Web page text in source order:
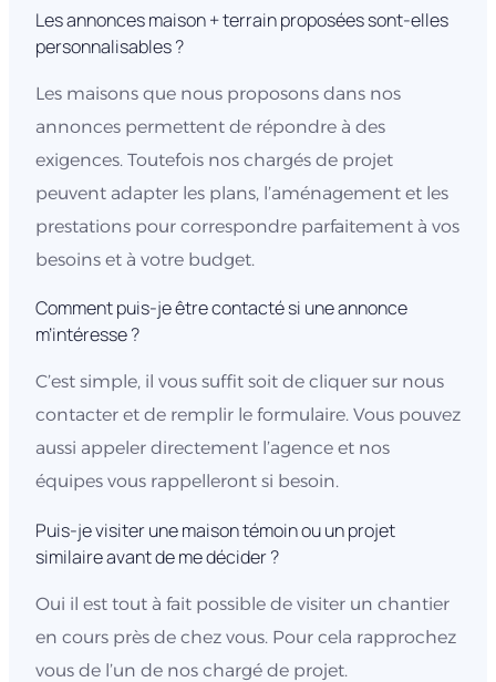
Les annonces maison + terrain proposées sont-elles
personnalisables ?
Les maisons que nous proposons dans nos
annonces permettent de répondre à des
exigences. Toutefois nos chargés de projet
peuvent adapter les plans, l’aménagement et les
prestations pour correspondre parfaitement à vos
besoins et à votre budget.
Comment puis-je être contacté si une annonce
m’intéresse ?
C’est simple, il vous suffit soit de cliquer sur nous
contacter et de remplir le formulaire. Vous pouvez
aussi appeler directement l’agence et nos
équipes vous rappelleront si besoin.
Puis-je visiter une maison témoin ou un projet
similaire avant de me décider ?
Oui il est tout à fait possible de visiter un chantier
en cours près de chez vous. Pour cela rapprochez
vous de l’un de nos chargé de projet.